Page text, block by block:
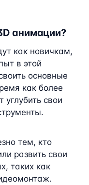
анимации?
как новичкам,
в этой
основные
как более
свои
тем, кто
развить свои
таких как